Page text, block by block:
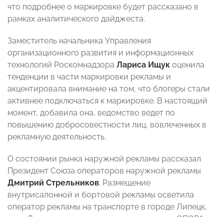
что подробнее о маркировке будет рассказано в
рамках аналитического дайджеста.
Заместитель начальника Управления
организационного развития и информационных
технологий Роскомнадзора Лариса Ищук оценила
тенденции в части маркировки рекламы и
акцентировала внимание на том, что блогеры стали
активнее подключаться к маркировке. В настоящий
момент, добавила она, ведомство ведет по
повышению добросовестности лиц, вовлеченных в
рекламную деятельность.
О состоянии рынка наружной рекламы рассказал
Президент Союза операторов наружной рекламы
Дмитрий Стрельников. Размещение
внутрисалонной и бортовой рекламы осветила
оператор рекламы на транспорте в городе Липецк,